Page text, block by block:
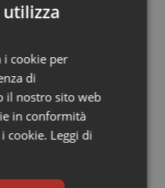
Bolzano
Trento
2026: guidare team
studio
concrete e
i cookie per
di
il nostro sito web
in conformità
cookie. Leggi di